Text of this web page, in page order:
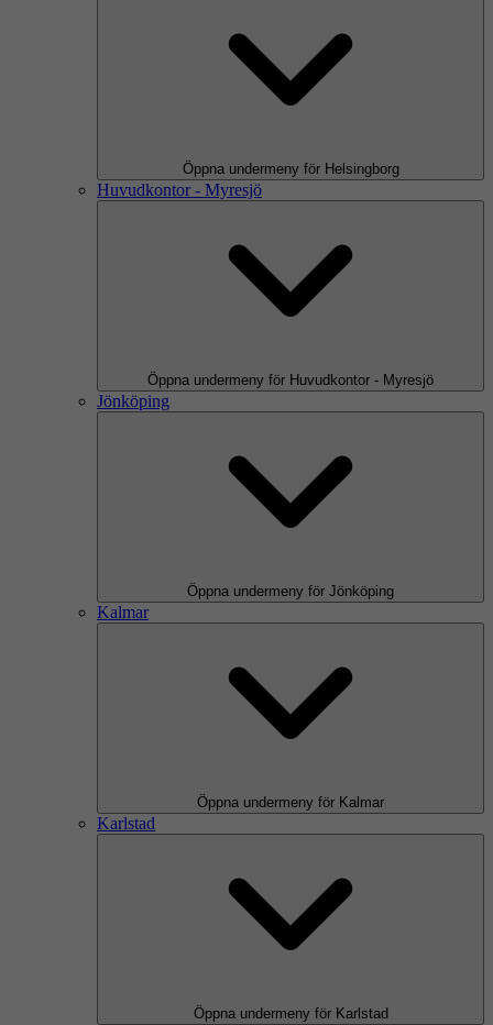
Öppna undermeny för Helsingborg
Huvudkontor - Myresjö
Öppna undermeny för Huvudkontor - Myresjö
Jönköping
Öppna undermeny för Jönköping
Kalmar
Öppna undermeny för Kalmar
Karlstad
Öppna undermeny för Karlstad